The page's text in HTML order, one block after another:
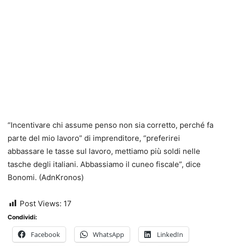
“Incentivare chi assume penso non sia corretto, perché fa
parte del mio lavoro” di imprenditore, “preferirei
abbassare le tasse sul lavoro, mettiamo più soldi nelle
tasche degli italiani. Abbassiamo il cuneo fiscale”, dice
Bonomi. (AdnKronos)
Post Views: 17
Condividi:
Facebook WhatsApp LinkedIn